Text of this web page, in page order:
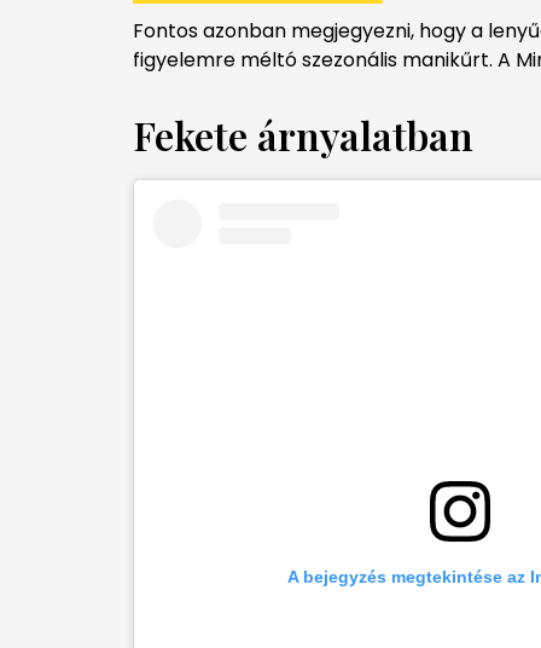
Fontos azonban megjegyezni, hogy a
figyelemre méltó szezonális manikűrt. A
Fekete árnyalatban
A bejegyzés megtekintése az